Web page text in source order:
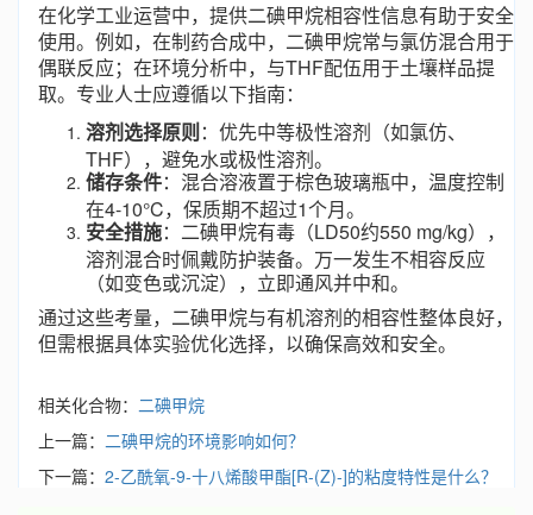
在化学工业运营中，提供二碘甲烷相容性信息有助于安全
使用。例如，在制药合成中，二碘甲烷常与氯仿混合用于
偶联反应；在环境分析中，与THF配伍用于土壤样品提
取。专业人士应遵循以下指南：
溶剂选择原则：优先中等极性溶剂（如氯仿、
THF），避免水或极性溶剂。
储存条件：混合溶液置于棕色玻璃瓶中，温度控制
在4-10°C，保质期不超过1个月。
安全措施：二碘甲烷有毒（LD50约550 mg/kg），
溶剂混合时佩戴防护装备。万一发生不相容反应
（如变色或沉淀），立即通风并中和。
通过这些考量，二碘甲烷与有机溶剂的相容性整体良好，
但需根据具体实验优化选择，以确保高效和安全。
相关化合物： 二碘甲烷
上一篇： 二碘甲烷的环境影响如何？
下一篇： 2-乙酰氧-9-十八烯酸甲酯[R-(Z)-]的粘度特性是什么？